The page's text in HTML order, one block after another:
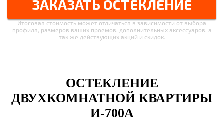
ЗАКАЗАТЬ ОСТЕКЛЕНИЕ
Итоговая стоимость может отличаться в зависимости от выбора
профиля, размеров ваших проемов, дополнительных аксессуаров, а
так же действующих акций и скидок.
ОСТЕКЛЕНИЕ
ДВУХКОМНАТНОЙ КВАРТИРЫ
И-700А